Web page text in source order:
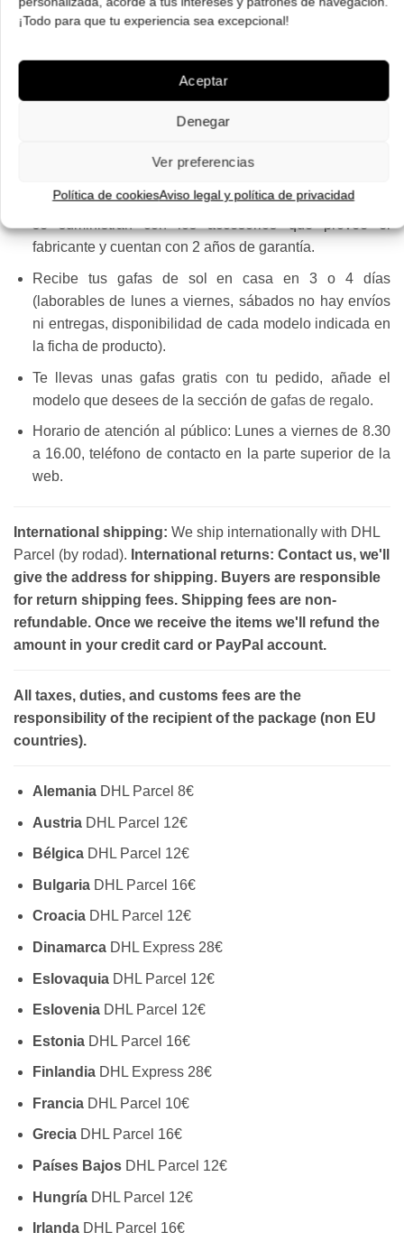
¡Todo para que tu experiencia sea excepcional!
Aceptar
Denegar
Ver preferencias
Política de cookiesAviso legal y política de privacidad
euros, no enviamos a Canarias, Ceuta y Melilla.
: 7
para España, no de importadores paralelos. Las gafas
se suministran con los accesorios que provee el
fabricante y cuentan con 2 años de garantía.
Recibe tus gafas de sol en casa en 3 o 4 días
(laborables de lunes a viernes, sábados no hay envíos
ni entregas, disponibilidad de cada modelo indicada en
la ficha de producto).
Te llevas unas gafas gratis con tu pedido, añade el
modelo que desees de la sección de gafas de regalo.
Horario de atención al público: Lunes a viernes de 8.30
a 16.00, teléfono de contacto en la parte superior de la
web.
International shipping: We ship internationally with DHL
Parcel (by rodad). International returns: Contact us, we'll
give the address for shipping. Buyers are responsible
for return shipping fees. Shipping fees are non-
refundable. Once we receive the items we'll refund the
amount in your credit card or PayPal account.
All taxes, duties, and customs fees are the
responsibility of the recipient of the package (non EU
countries).
AlemaniaDHL Parcel 8€
AustriaDHL Parcel 12€
BélgicaDHL Parcel 12€
BulgariaDHL Parcel 16€
CroaciaDHL Parcel 12€
DinamarcaDHL Express 28€
EslovaquiaDHL Parcel 12€
EsloveniaDHL Parcel 12€
EstoniaDHL Parcel 16€
FinlandiaDHL Express 28€
FranciaDHL Parcel 10€
GreciaDHL Parcel 16€
Países BajosDHL Parcel 12€
HungríaDHL Parcel 12€
IrlandaDHL Parcel 16€